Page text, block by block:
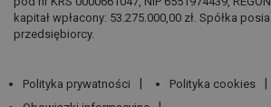
kapitał wpłacony: 53.275.000,00 zł. Spółka
przedsiębiorcy.
Polityka prywatności
Polityka cookies